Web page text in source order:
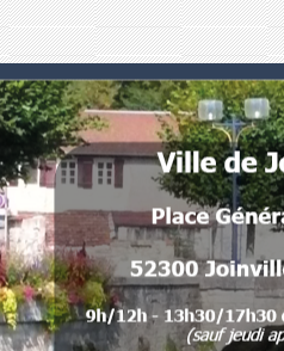
Commune
Place
52300